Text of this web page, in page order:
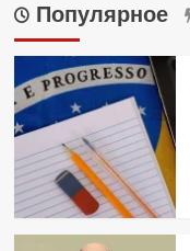
Популярное